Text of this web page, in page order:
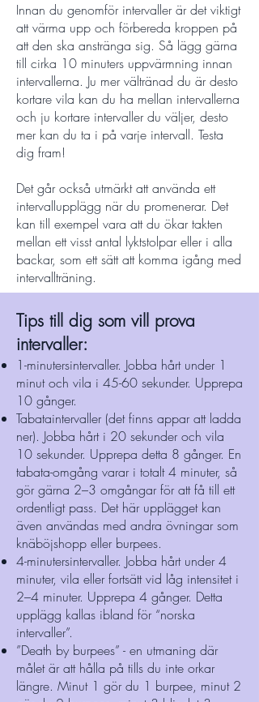
Innan du genomför intervaller är det viktigt
att värma upp och förbereda kroppen på
att den ska anstränga sig. Så lägg gärna
till cirka 10 minuters uppvärmning innan
intervallerna. Ju mer vältränad du är desto
kortare vila kan du ha mellan intervallerna
och ju kortare intervaller du väljer, desto
mer kan du ta i på varje intervall. Testa
dig fram!
Det går också utmärkt att använda ett
intervallupplägg när du promenerar. Det
kan till exempel vara att du ökar takten
mellan ett visst antal lyktstolpar eller i alla
backar, som ett sätt att komma igång med
intervallträning.
Tips till dig som vill prova
intervaller:
1-minutersintervaller. Jobba hårt under 1
minut och vila i 45-60 sekunder. Upprepa
10 gånger.
Tabataintervaller (det finns appar att ladda
ner). Jobba hårt i 20 sekunder och vila
10 sekunder. Upprepa detta 8 gånger. En
tabata-omgång varar i totalt 4 minuter, så
gör gärna 2–3 omgångar för att få till ett
ordentligt pass. Det här upplägget kan
även användas med andra övningar som
knäböjshopp eller burpees.
4-minutersintervaller. Jobba hårt under 4
minuter, vila eller fortsätt vid låg intensitet i
2–4 minuter. Upprepa 4 gånger. Detta
upplägg kallas ibland för “norska
intervaller”.
”Death by burpees” - en utmaning där
målet är att hålla på tills du inte orkar
längre. Minut 1 gör du 1 burpee, minut 2